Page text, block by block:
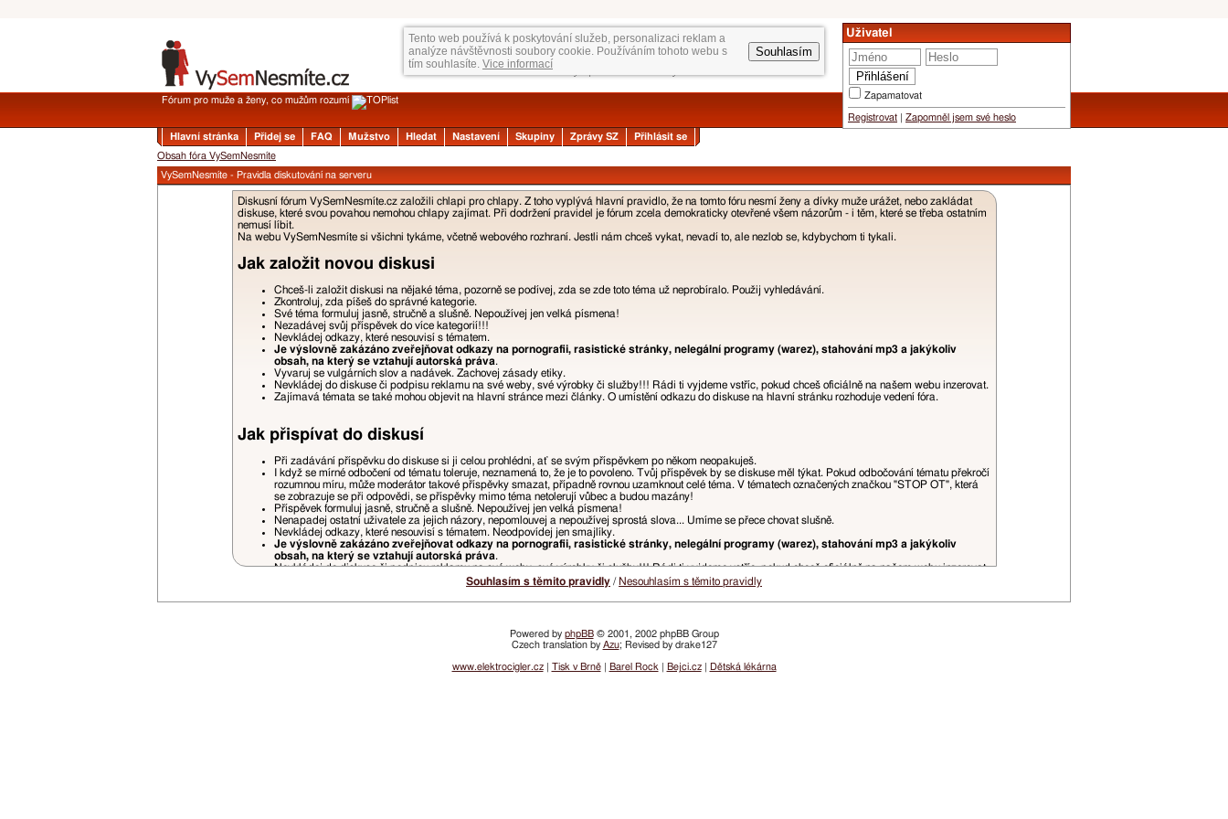
Tento web používá k poskytování služeb, personalizaci reklam a
analýze návštěvnosti soubory cookie. Používáním tohoto webu s
tím souhlasíte. Vice informací
Souhlasím
Uživatel
Zapamatovat
Registrovat Zapomněl jsem své heslo
Fórum pro muže a ženy, co mužům rozumí
Hlavní stránka Přidej se FAQ Mužstvo Hledat Nastavení Skupiny Zprávy SZ
Přihlásit se
Obsah fóra VySemNesmíte
VySemNesmíte - Pravidla diskutování na serveru
Diskusní fórum VySemNesmíte.cz založili chlapi pro chlapy. Z toho vyplývá hlavní pravidlo, že na tomto fóru nesmí ženy a dívky muže urážet, nebo zakládat
diskuse, které svou povahou nemohou chlapy zajímat. Při dodržení pravidel je fórum zcela demokraticky otevřené všem názorům - i těm, které se třeba ostatním
nemusí líbit.
Na webu VySemNesmíte si všichni tykáme, včetně webového rozhraní. Jestli nám chceš vykat, nevadí to, ale nezlob se, kdybychom ti tykali.
Jak založit novou diskusi
Chceš-li založit diskusi na nějaké téma, pozorně se podívej, zda se zde toto téma už neprobíralo. Použij vyhledávání.
Zkontroluj, zda píšeš do správné kategorie.
Své téma formuluj jasně, stručně a slušně. Nepoužívej jen velká písmena!
Nezadávej svůj příspěvek do více kategorií!!!
Nevkládej odkazy, které nesouvisí s tématem.
Je výslovně zakázáno zveřejňovat odkazy na pornografii, rasistické stránky, nelegální programy (warez), stahování mp3 a jakýkoliv
obsah, na který se vztahují autorská práva.
Vyvaruj se vulgárních slov a nadávek. Zachovej zásady etiky.
Nevkládej do diskuse či podpisu reklamu na své weby, své výrobky či služby!!! Rádi ti vyjdeme vstříc, pokud chceš oficiálně na našem webu inzerovat.
Zajímavá témata se také mohou objevit na hlavní stránce mezi články. O umístění odkazu do diskuse na hlavní stránku rozhoduje vedení fóra.
Jak přispívat do diskusí
Při zadávání příspěvku do diskuse si ji celou prohlédni, ať se svým příspěvkem po někom neopakuješ.
I když se mírné odbočení od tématu toleruje, neznamená to, že je to povoleno. Tvůj příspěvek by se diskuse měl týkat. Pokud odbočování tématu překročí
rozumnou míru, může moderátor takové příspěvky smazat, případně rovnou uzamknout celé téma. V tématech označených značkou "STOP OT", která
se zobrazuje se při odpovědi, se příspěvky mimo téma netolerují vůbec a budou mazány!
Příspěvek formuluj jasně, stručně a slušně. Nepoužívej jen velká písmena!
Nenapadej ostatní uživatele za jejich názory, nepomlouvej a nepoužívej sprostá slova... Umíme se přece chovat slušně.
Nevkládej odkazy, které nesouvisí s tématem. Neodpovídej jen smajlíky.
Je výslovně zakázáno zveřejňovat odkazy na pornografii, rasistické stránky, nelegální programy (warez), stahování mp3 a jakýkoliv
obsah, na který se vztahují autorská práva.
Nevkládej do diskuse či podpisu reklamu na své weby, své výrobky či služby!!! Rádi ti vyjdeme vstříc, pokud chceš oficiálně na našem webu inzerovat.
Pokud někoho cituješ (quote), ponech jen tu část původního příspěvku, na kterou reaguješ, odstraň zbytečné citace, obrázky, videa a podobné datově, či
Necituj příspěvky, které jsou přímo nad tvým příspěvkem. Pokud z předchozího příspěvku chceš vypíchnout např. slovní spojení, je to povoleno. Citace
Příspěvky nedodržující pravidela fóra, které ohrožují přehlednost diskusí a řádný chod webu, budou mazány, přesouvány, či editovány moderátory dle jejich
Souhlasím s těmito pravidly / Nesouhlasím s těmito pravidly
Powered by phpBB© 2001, 2002 phpBB Group
Czech translation by Azu; Revised by drake127
www.elektrocigler.cz| Tisk v Brně| Barel Rock Bejci.cz| Dětská lékárna